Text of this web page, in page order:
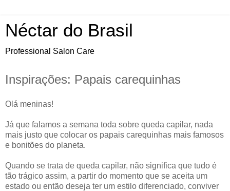
Néctar do Brasil
Professional Salon Care
Inspirações: Papais carequinhas
Olá meninas!
Já que falamos a semana toda sobre queda capilar, nada
mais justo que colocar os papais carequinhas mais famosos
e bonitões do planeta.
Quando se trata de queda capilar, não significa que tudo é
tão trágico assim, a partir do momento que se aceita um
estado ou então deseja ter um estilo diferenciado, conviver